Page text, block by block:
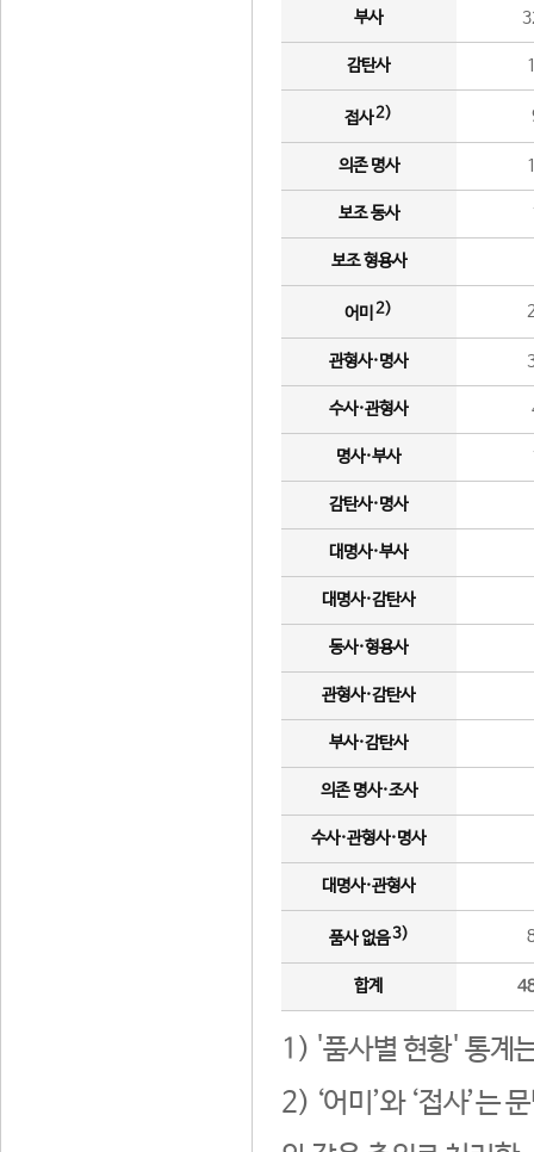
부사
감탄사
접사2)
의존 명사
보조 동사
보조 형용사
어미 2)
관형사·명사
수사·관형사
명사·부사
감탄사·명사
대명사·부사
대명사·감탄사
동사·형용사
관형사·감탄사
부사·감탄사
의존 명사·조사
수사·관형사·명사
대명사·관형사
품사 없음3)
합계
1) '품사별 현황' 통계
2) ‘어미’와 ‘접사’는